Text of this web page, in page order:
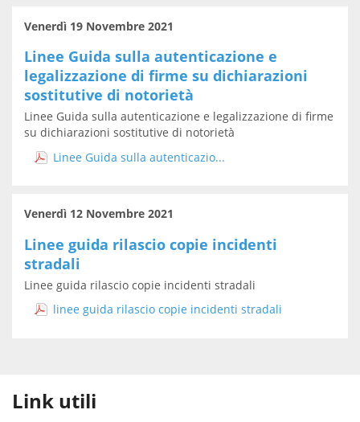
Venerdì 19 Novembre 2021
Linee Guida sulla autenticazione e
legalizzazione di firme su dichiarazioni
sostitutive di notorietà
Linee Guida sulla autenticazione e legalizzazione di firme
su dichiarazioni sostitutive di notorietà
Linee Guida sulla autenticazio...
Venerdì 12 Novembre 2021
Linee guida rilascio copie incidenti
stradali
Linee guida rilascio copie incidenti stradali
linee guida rilascio copie incidenti stradali
Link utili